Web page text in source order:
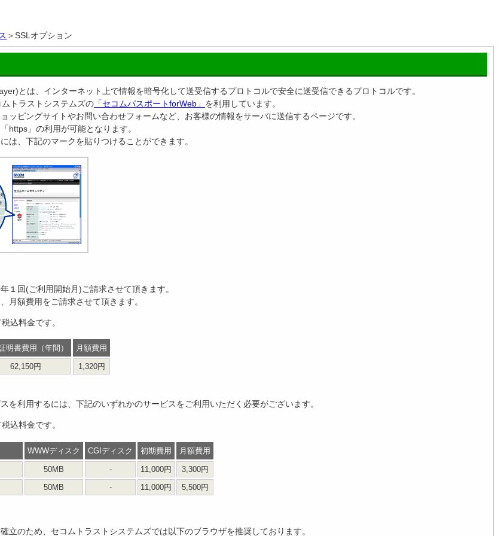
＞SSLオプション
とは、インターネット上で情報を暗号化して送受信するプロトコルで安全に送受信できるプロトコルです。
トラストシステムズの 「セコムパスポートforWeb」 を利用しています。
ッピングサイトやお問い合わせフォームなど、お客様の情報をサーバに送信するページです。
https」の利用が可能となります。
は、下記のマークを貼りつけることができます。
１回(ご利用開始月)ご請求させて頂きます。
月額費用をご請求させて頂きます。
込料金です。
明書費用（年間） 月額費用
62,150円 1,320円
を利用するには、下記のいずれかのサービスをご利用いただく必要がございます。
込料金です。
WWWディスク CGIディスク 初期費用 月額費用
50MB - 11,000円
3,300円
50MB - 11,000円 5,500円
立のため、セコムトラストシステムズでは以下のブラウザを推奨しております。